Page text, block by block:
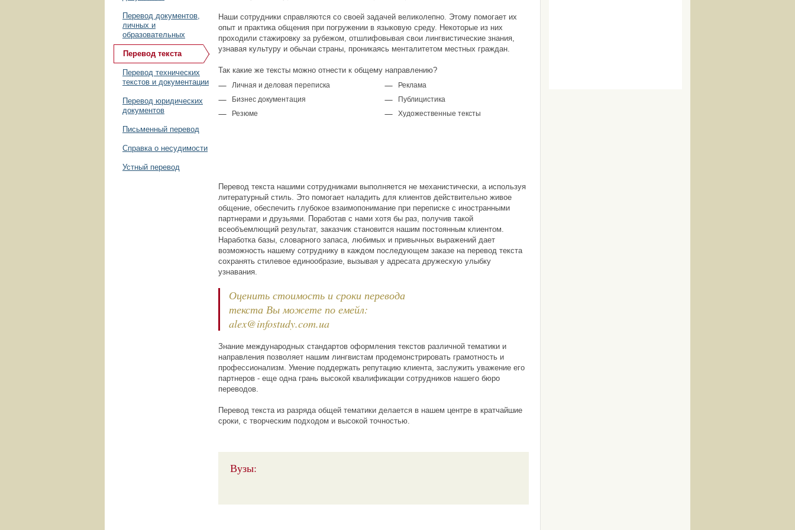
Перевод документов,
личных и
образовательных
Перевод текста
Перевод технических
текстов и документации
Перевод юридических
документов
Письменный перевод
Справка о несудимости
Устный перевод
Наши сотрудники справляются со своей задачей великолепно. Этому помогает их
опыт и практика общения при погружении в языковую среду. Некоторые из них
проходили стажировку за рубежом, отшлифовывая свои лингвистические знания,
узнавая культуру и обычаи страны, проникаясь менталитетом местных граждан.
Так какие же тексты можно отнести к общему направлению?
Личная и деловая переписка
Бизнес документация
Резюме
Реклама
Публицистика
Художественные тексты
Перевод текста нашими сотрудниками выполняется не механистически, а используя
литературный стиль. Это помогает наладить для клиентов действительно живое
общение, обеспечить глубокое взаимопонимание при переписке с иностранными
партнерами и друзьями. Поработав с нами хотя бы раз, получив такой
всеобъемлющий результат, заказчик становится нашим постоянным клиентом.
Наработка базы, словарного запаса, любимых и привычных выражений дает
возможность нашему сотруднику в каждом последующем заказе на перевод текста
сохранять стилевое единообразие, вызывая у адресата дружескую улыбку
узнавания.
Оценить стоимость и сроки перевода
текста Вы можете по емейл:
alex@infostudy.com.ua
Знание международных стандартов оформления текстов различной тематики и
направления позволяет нашим лингвистам продемонстрировать грамотность и
профессионализм. Умение поддержать репутацию клиента, заслужить уважение его
партнеров - еще одна грань высокой квалификации сотрудников нашего бюро
переводов.
Перевод текста из разряда общей тематики делается в нашем центре в кратчайшие
сроки, с творческим подходом и высокой точностью.
Вузы: